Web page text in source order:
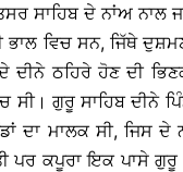
ਸਾਹਿਬ ਦੇ ਨਾਂਅ ਨਾਲ
ਭਾਲ ਵਿਚ ਸਨ, ਜਿੱਥੇ
ਦੀਨੇ ਠਹਿਰੇ ਹੋਣ ਦੀ
ਸੀ। ਗੁਰੂ ਸਾਹਿਬ ਦੀਨੇ
ਦਾ ਮਾਲਕ ਸੀ, ਜਿਸ
ਪਰ ਕਪੂਰਾ ਇਕ ਪਾਸੇ ਗੁਰੂ